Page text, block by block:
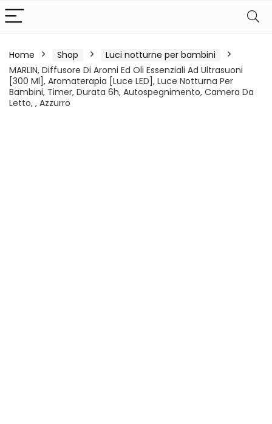
Home Shop
Luci notturne per bambini
MARLIN, Diffusore Di Aromi Ed Oli Essenziali Ad Ultrasuoni
[300 Ml], Aromaterapia [Luce LED], Luce Notturna Per
Bambini, Timer, Durata 6h, Autospegnimento, Camera Da
Letto, , Azzurro